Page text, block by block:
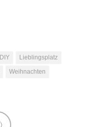
DIY
Lieblingsplatz
Weihnachten